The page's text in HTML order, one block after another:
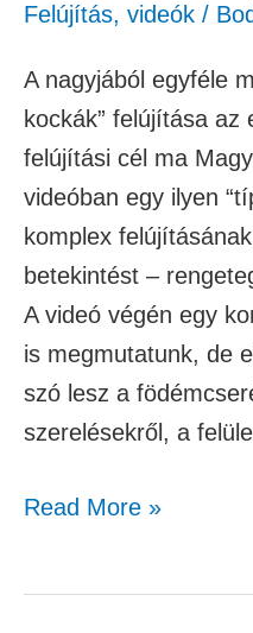
Felújítás, videók /
A nagyjából egyféle
kockák” felújítása az
felújítási cél ma
videóban egy ilyen
komplex
betekintést –
A videó végén egy
is megmutatunk, de
szó lesz a
szerelésekről, a
Read More »